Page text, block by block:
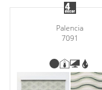
Palencia
7091